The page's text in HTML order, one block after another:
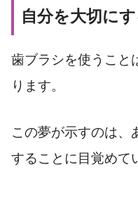
自分を大切に
歯ブラシを使うこと
ります。
この夢が示すのは、
することに目覚めて